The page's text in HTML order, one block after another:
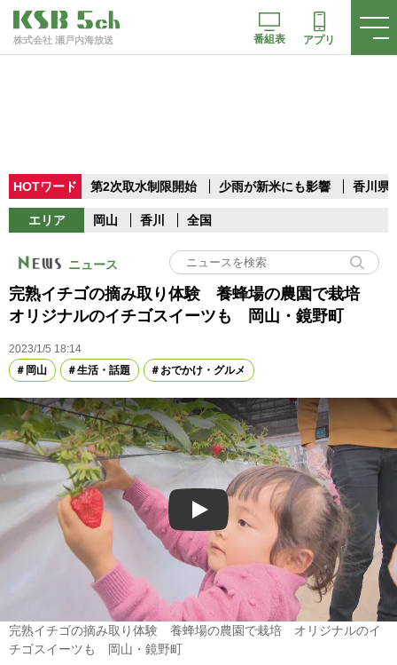
株式会社 瀬戸内海放送 番組表 アプリ
HOTワード 第2次取水制限開始 少雨が新米にも影響 香川県
エリア 岡山 香川 全国
ニュース
完熟イチゴの摘み取り体験 養蜂場の農園で栽培
オリジナルのイチゴスイーツも 岡山・鏡野町
2023/1/5 18:14
岡山
生活・話題 おでかけ・グルメ
Play
完熟イチゴの摘み取り体験 養蜂場の農園で栽培 オリジナルのイ
チゴスイーツも 岡山・鏡野町